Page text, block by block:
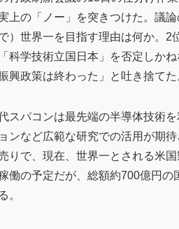
上の「ノー」を突きつけた。議
）世界一を目指す理由は何か。2
科学技術立国日本」を否定しか
興政策は終わった」と吐き捨てた
スパコンは最先端の半導体技術
ンなど広範な研究での活用が期
りで、現在、世界一とされる米
働の予定だが、総額約700億円
。